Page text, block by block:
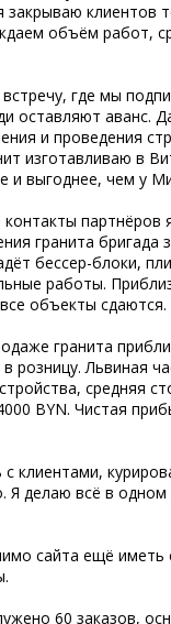
закрываю клиентов
объём работ,
где мы
оставляют аванс.
и проведения
изготавливаю в
и выгоднее, чем у
контакты партнёров
гранита бригада
бессер-блоки,
работы.
объекты сдаются.
гранита
розницу. Львиная
средняя
BYN. Чистая
клиентами,
Я делаю всё в одном
сайта ещё иметь
60 заказов,